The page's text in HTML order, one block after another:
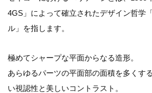
4GS」によって確立されたデザイン哲学
ル」を指します。
極めてシャープな平面からなる造形。
あらゆるパーツの平面部の面積を多くす
い視認性と美しいコントラスト。